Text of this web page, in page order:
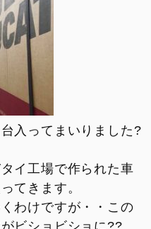
入ってまいりました?
イ工場で作られた車
てきます。
わけですが・・この
ビショビショに??